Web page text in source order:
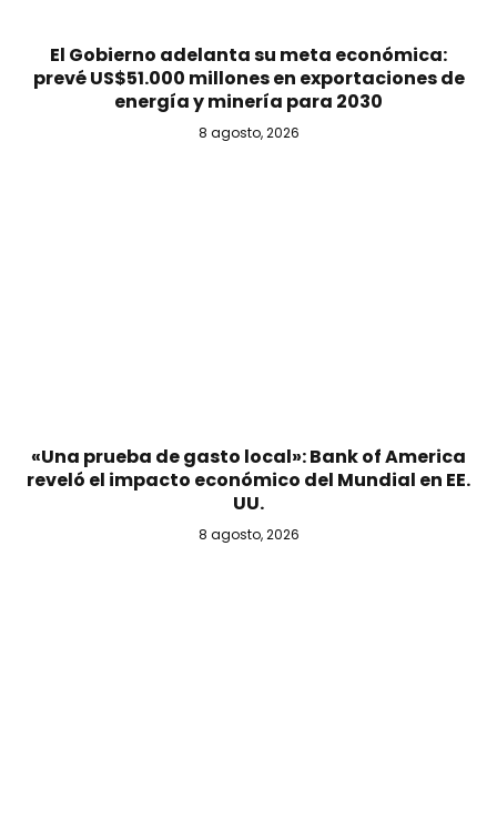
El Gobierno adelanta su meta económica:
prevé US$51.000 millones en exportaciones de
energía y minería para 2030
8 agosto, 2026
«Una prueba de gasto local»: Bank of America
reveló el impacto económico del Mundial en EE.
UU.
8 agosto, 2026